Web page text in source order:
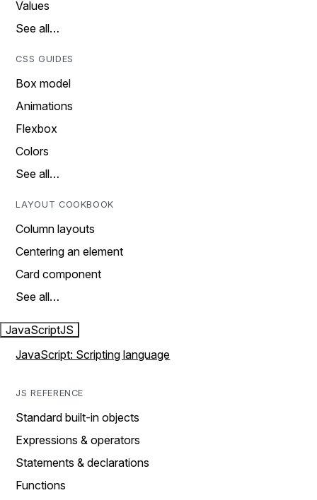
Values
See all…
CSS GUIDES
Box model
Animations
Flexbox
Colors
See all…
LAYOUT COOKBOOK
Column layouts
Centering an element
Card component
See all…
JavaScriptJS
JavaScript: Scripting language
JS REFERENCE
Standard built-in objects
Expressions & operators
Statements & declarations
Functions